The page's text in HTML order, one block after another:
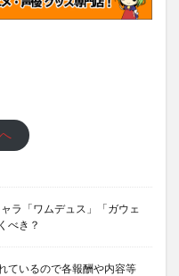
ラ「ワムデュス」「ガウェ
べき？
ているので各報酬や内容等